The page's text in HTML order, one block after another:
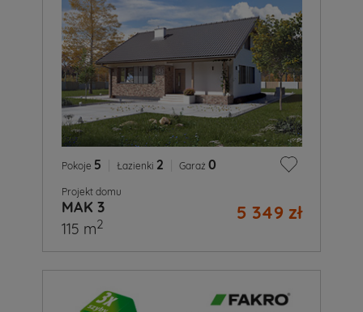
Pokoje 5 Łazienki 2 Garaż 0
Projekt domu
MAK 3 5 349 zł
115 m2